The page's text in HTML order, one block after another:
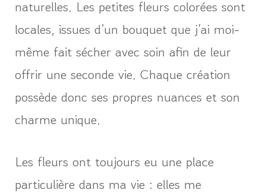
naturelles. Les petites fleurs colorées sont
locales, issues d’un bouquet que j’ai moi-
même fait sécher avec soin afin de leur
offrir une seconde vie. Chaque création
possède donc ses propres nuances et son
charme unique.
Les fleurs ont toujours eu une place
particulière dans ma vie : elles me